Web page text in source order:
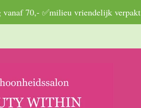
vanaf 70,- ✅milieu vriendelijk verpakt